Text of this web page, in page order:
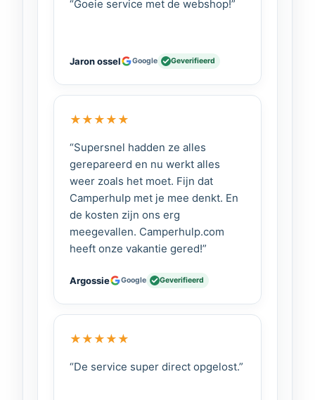
“Goeie service met de webshop!”
Jaron ossel Google Geverifieerd
★ ★ ★ ★ ★
“Supersnel hadden ze alles
gerepareerd en nu werkt alles
weer zoals het moet. Fijn dat
Camperhulp met je mee denkt. En
de kosten zijn ons erg
meegevallen. Camperhulp.com
heeft onze vakantie gered!”
Argossie Google Geverifieerd
★ ★ ★ ★ ★
“De service super direct opgelost.”